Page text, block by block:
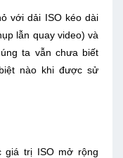
với dải ISO kéo dài
lẫn quay video) và
ta vẫn chưa biết
nào khi được sử
giá trị ISO mở rộng